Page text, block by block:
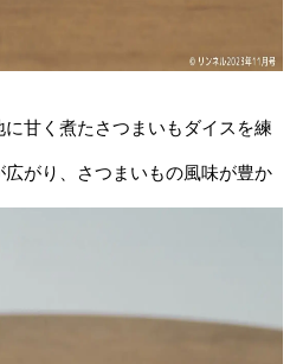
甘く煮たさつまいもダイスを練
がり、さつまいもの風味が豊か